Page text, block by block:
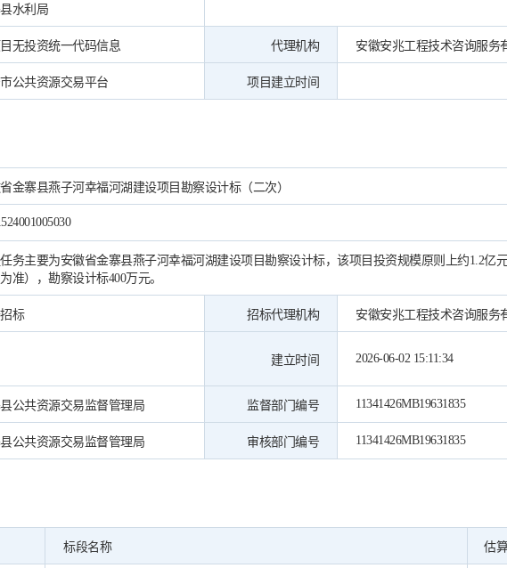
水利局
无投资统一代码信息 代理机构 安徽安兆工程技术咨询服务
公共资源交易平台 项目建立时间
金寨县燕子河幸福河湖建设项目勘察设计标（二次）
务主要为安徽省金寨县燕子河幸福河湖建设项目勘察设计标，该项目投资规模原则上约1.2亿
准），勘察设计标400万元。
标 招标代理机构 安徽安兆工程技术咨询服务
建立时间 2026-06-02 15:11:34
公共资源交易监督管理局 监督部门编号 11341426MB19631835
公共资源交易监督管理局 审核部门编号 11341426MB19631835
标段名称 估